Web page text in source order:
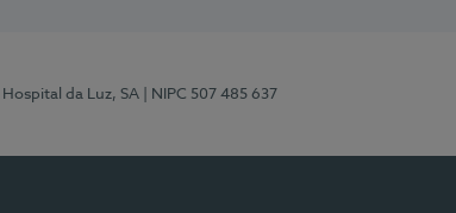
| Hospital da Luz, SA | NIPC 507 485 637